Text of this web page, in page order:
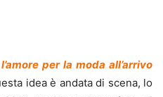
per la moda all’arrivo
idea è andata di scena, lo